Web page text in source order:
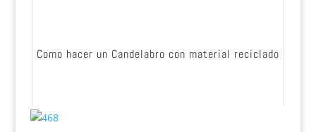
Como hacer un Candelabro con material reciclado